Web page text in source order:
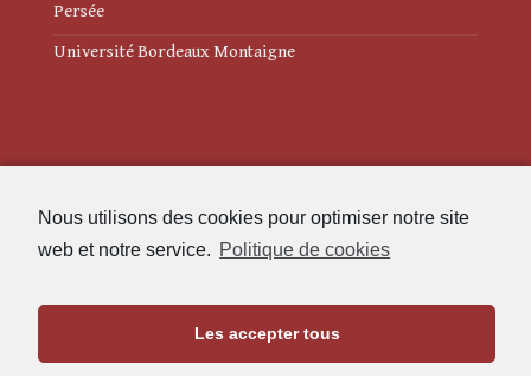
Nous utilisons des cookies pour optimiser notre site
web et notre service. Politique de cookies
Les accepter tous
Persée
Université Bordeaux Montaigne
Politique de cookies (UE)
Maison de l'Archéologie